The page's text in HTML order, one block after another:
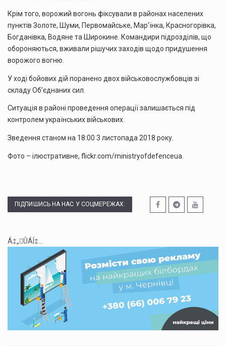
Крім того, ворожий вогонь фіксували в районах населених
пунктів Золоте, Шуми, Первомайське, Мар’їнка, Красногорівка,
Богданівка, Водяне та Широкине. Командири підрозділів, що
обороняються, вживали рішучих заходів щодо придушення
ворожого вогню.
У ході бойових дій поранено двох військовослужбовців зі
складу Об’єднаних сил.
Ситуація в районі проведення операції залишається під
контролем українських військових.
Зведення станом на 18:00 3 листопада 2018 року.
Фото – ілюстративне, flickr.com/ministryofdefenceua.
ПІДПИШИСЬ НА НАС У СОЦМЕРЕЖАХ:
Á‡„ÛÁÍ‡...